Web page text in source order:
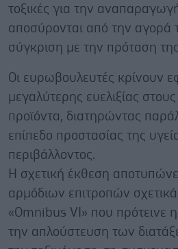
τοξικές για την
αποσύρονται από την αγορά
σύγκριση με την πρόταση
Οι ευρωβουλευτές κρίνουν
μεγαλύτερης ευελιξίας
προϊόντα, διατηρώντας
επίπεδο προστασίας της
περιβάλλοντος.
Η σχετική έκθεση
αρμόδιων επιτροπών
«Omnibus VI» που πρότεινε
την απλούστευση των